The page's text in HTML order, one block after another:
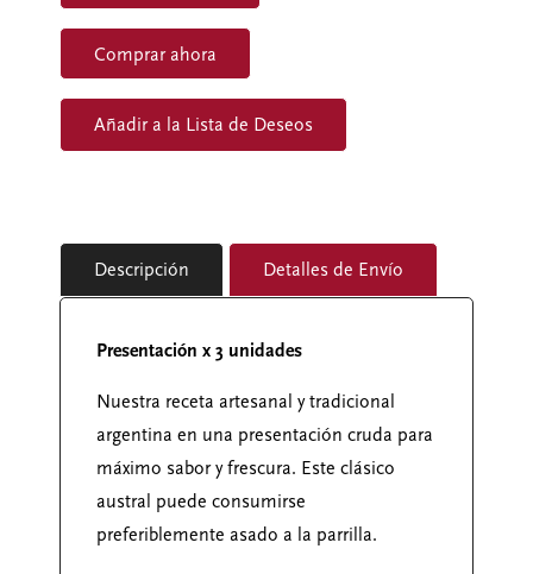
Comprar ahora
Descripción Detalles de Envío
Presentación x 3 unidades
Nuestra receta artesanal y tradicional
argentina en una presentación cruda para
máximo sabor y frescura. Este clásico
austral puede consumirse
preferiblemente asado a la parrilla.